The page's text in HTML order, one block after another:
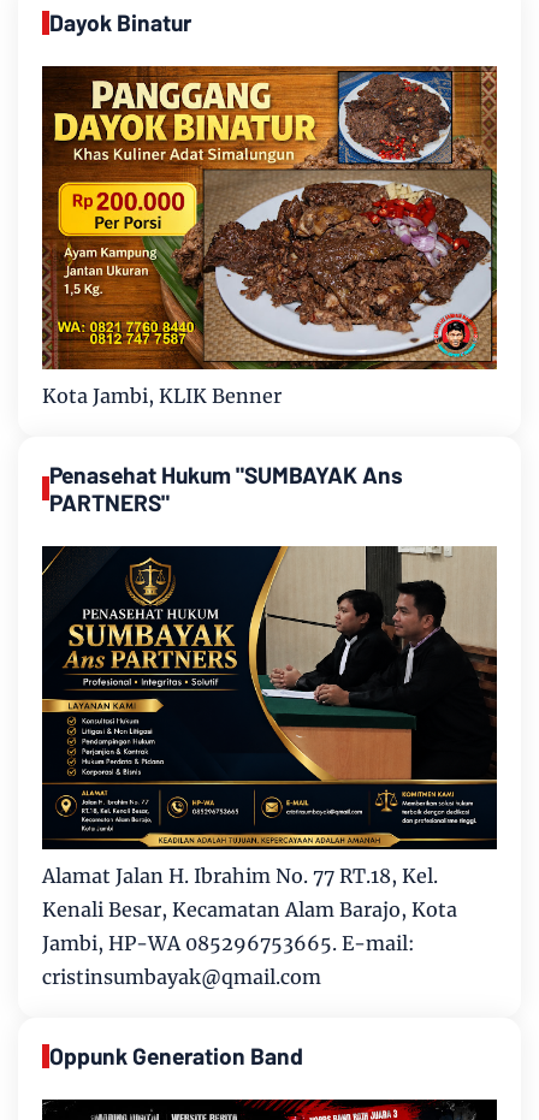
Dayok Binatur
Kota Jambi, KLIK Benner
Penasehat Hukum "SUMBAYAK Ans
PARTNERS"
Alamat Jalan H. Ibrahim No. 77 RT.18, Kel.
Kenali Besar, Kecamatan Alam Barajo, Kota
Jambi, HP-WA 085296753665. E-mail:
cristinsumbayak@qmail.com
Oppunk Generation Band